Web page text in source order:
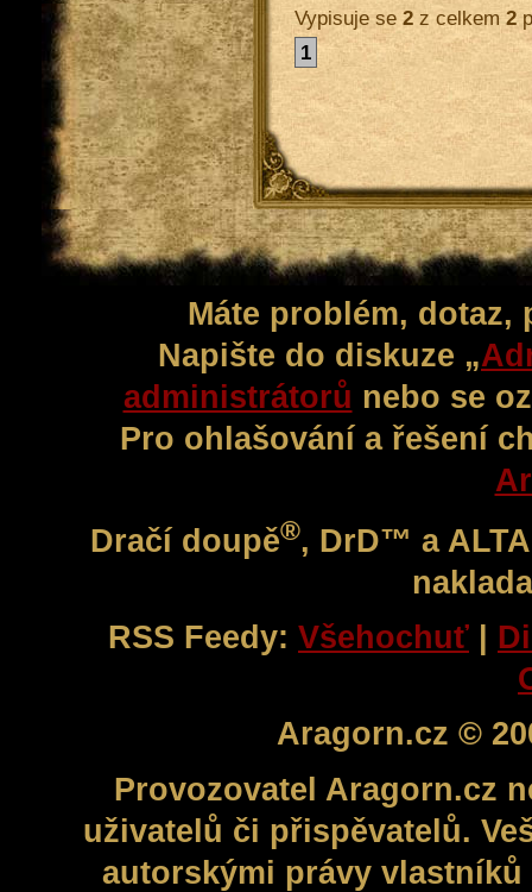
Vypisuje se 2z celkem 2
1
Máte problém,
Napište do diskuze „
administrátorů nebo se
Pro ohlašování a řešení
Dračí doupě®, DrD™ a
RSS Feedy: Všehochuť |
Aragorn.cz ©
Provozovatel Aragorn.cz
uživatelů či přispěvatelů.
autorskými právy